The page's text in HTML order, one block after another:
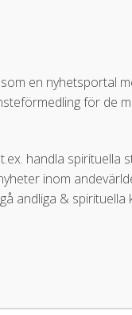
en nyhetsportal
för de
handla spirituella
inom
andliga & spirituella